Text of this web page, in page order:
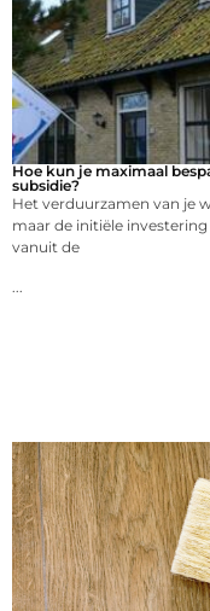
Hoe kun je maximaal
subsidie?
Het verduurzamen van je
maar de initiële
vanuit de